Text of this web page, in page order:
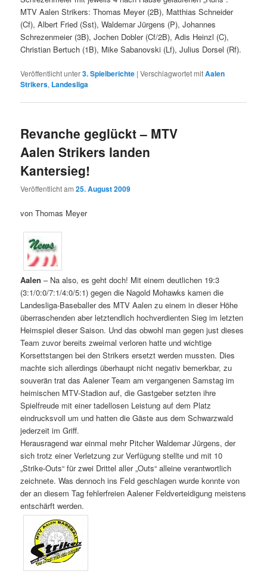
MTV Aalen Strikers: Thomas Meyer (2B), Matthias Schneider
(Cf), Albert Fried (Sst), Waldemar Jürgens (P), Johannes
Schrezenmeier (3B), Jochen Dobler (Cf/2B), Adis Heinzl (C),
Christian Bertuch (1B), Mike Sabanovski (Lf), Julius Dorsel (Rf).
Veröffentlicht unter3. Spielberichte |Verschlagwortet mitAalen
Strikers, Landesliga
Revanche geglückt – MTV
Aalen Strikers landen
Kantersieg!
Veröffentlicht am25. August 2009
von Thomas Meyer
Aalen – Na also, es geht doch! Mit einem deutlichen 19:3
(3:1/0:0/7:1/4:0/5:1) gegen die Nagold Mohawks kamen die
Landesliga-Baseballer des MTV Aalen zu einem in dieser Höhe
überraschenden aber letztendlich hochverdienten Sieg im letzten
Heimspiel dieser Saison. Und das obwohl man gegen just dieses
Team zuvor bereits zweimal verloren hatte und wichtige
Korsettstangen bei den Strikers ersetzt werden mussten. Dies
machte sich allerdings überhaupt nicht negativ bemerkbar, zu
souverän trat das Aalener Team am vergangenen Samstag im
heimischen MTV-Stadion auf, die Gastgeber setzten ihre
Spielfreude mit einer tadellosen Leistung auf dem Platz
eindrucksvoll um und hatten die Gäste aus dem Schwarzwald
jederzeit im Griff.
Herausragend war einmal mehr Pitcher Waldemar Jürgens, der
sich trotz einer Verletzung zur Verfügung stellte und mit 10
„Strike-Outs“ für zwei Drittel aller „Outs“ alleine verantwortlich
zeichnete. Was dennoch ins Feld geschlagen wurde konnte von
der an diesem Tag fehlerfreien Aalener Feldverteidigung meistens
entschärft werden.